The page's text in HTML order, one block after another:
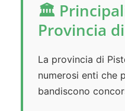
🏛️
Provincia
La provincia di
numerosi enti che
bandiscono